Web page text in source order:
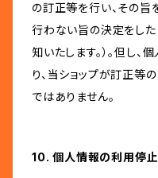
の訂正等を行い、その旨
行わない旨の決定をした
知いたします。）。但し
り、当ショップが訂正等
ではありません。
10. 個人情報の利用停